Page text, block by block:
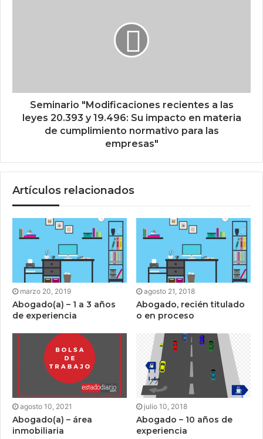
Seminario "Modificaciones recientes a las
leyes 20.393 y 19.496: Su impacto en materia
de cumplimiento normativo para las
empresas"
Artículos relacionados
marzo 20, 2019
Abogado(a) – 1 a 3 años
de experiencia
agosto 21, 2018
Abogado, recién titulado
o en proceso
agosto 10, 2021
Abogado(a) – área
inmobiliaria
julio 10, 2018
Abogado – 10 años de
experiencia